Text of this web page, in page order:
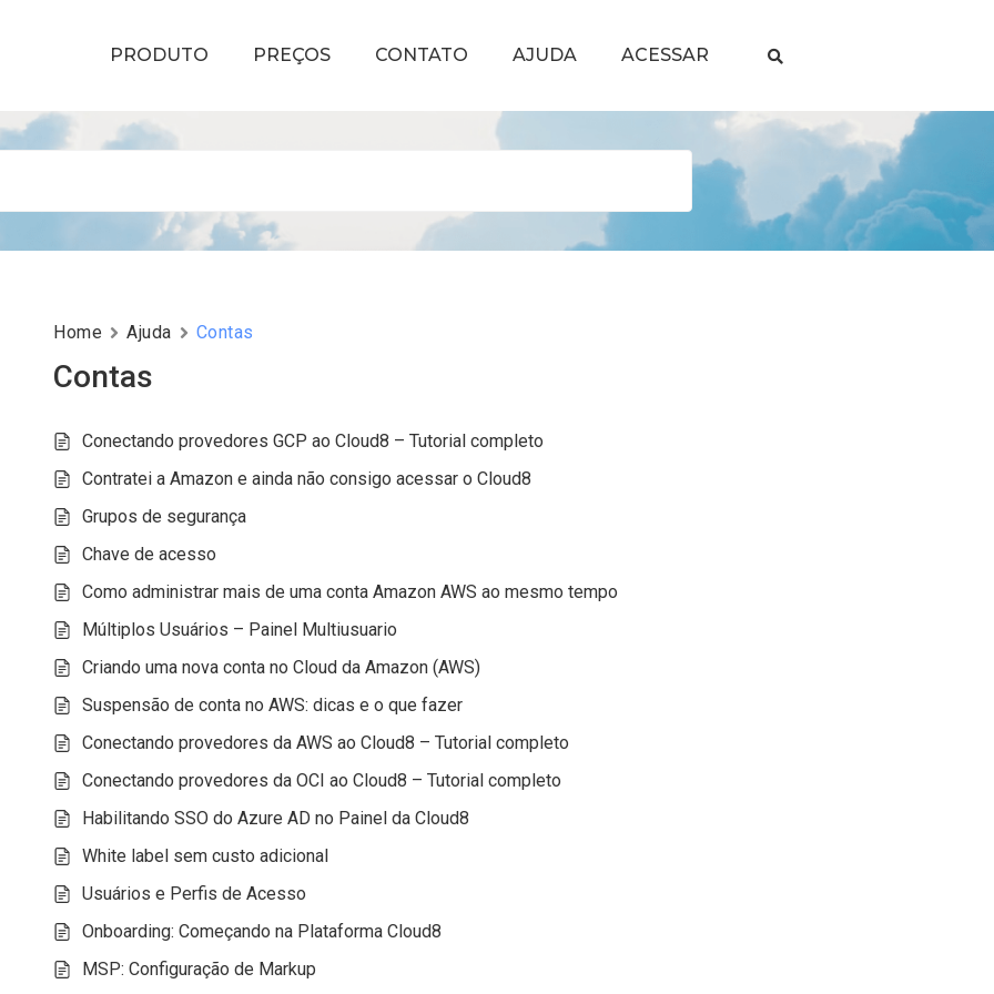
PRODUTO PREÇOS CONTATO AJUDA ACESSAR
Home Ajuda Contas
Contas
Conectando provedores GCP ao Cloud8 – Tutorial completo
Contratei a Amazon e ainda não consigo acessar o Cloud8
Grupos de segurança
Chave de acesso
Como administrar mais de uma conta Amazon AWS ao mesmo tempo
Múltiplos Usuários – Painel Multiusuario
Criando uma nova conta no Cloud da Amazon (AWS)
Suspensão de conta no AWS: dicas e o que fazer
Conectando provedores da AWS ao Cloud8 – Tutorial completo
Conectando provedores da OCI ao Cloud8 – Tutorial completo
Habilitando SSO do Azure AD no Painel da Cloud8
White label sem custo adicional
Usuários e Perfis de Acesso
Onboarding: Começando na Plataforma Cloud8
MSP: Configuração de Markup